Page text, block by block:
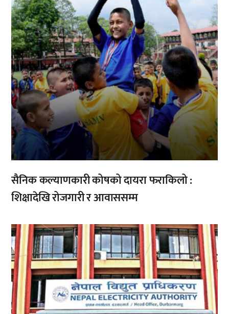
सैनिक कल्याणकारी कोषको दायरा फराकिलो :
शिक्षादेखि रोजगारी र आवाससम्म
,